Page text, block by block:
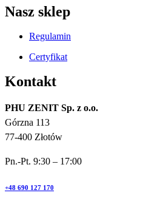
Nasz sklep
Regulamin
Certyfikat
Kontakt
PHU ZENIT Sp. z o.o.
Górzna 113
77-400 Złotów
Pn.-Pt. 9:30 – 17:00
+48 690 127 170